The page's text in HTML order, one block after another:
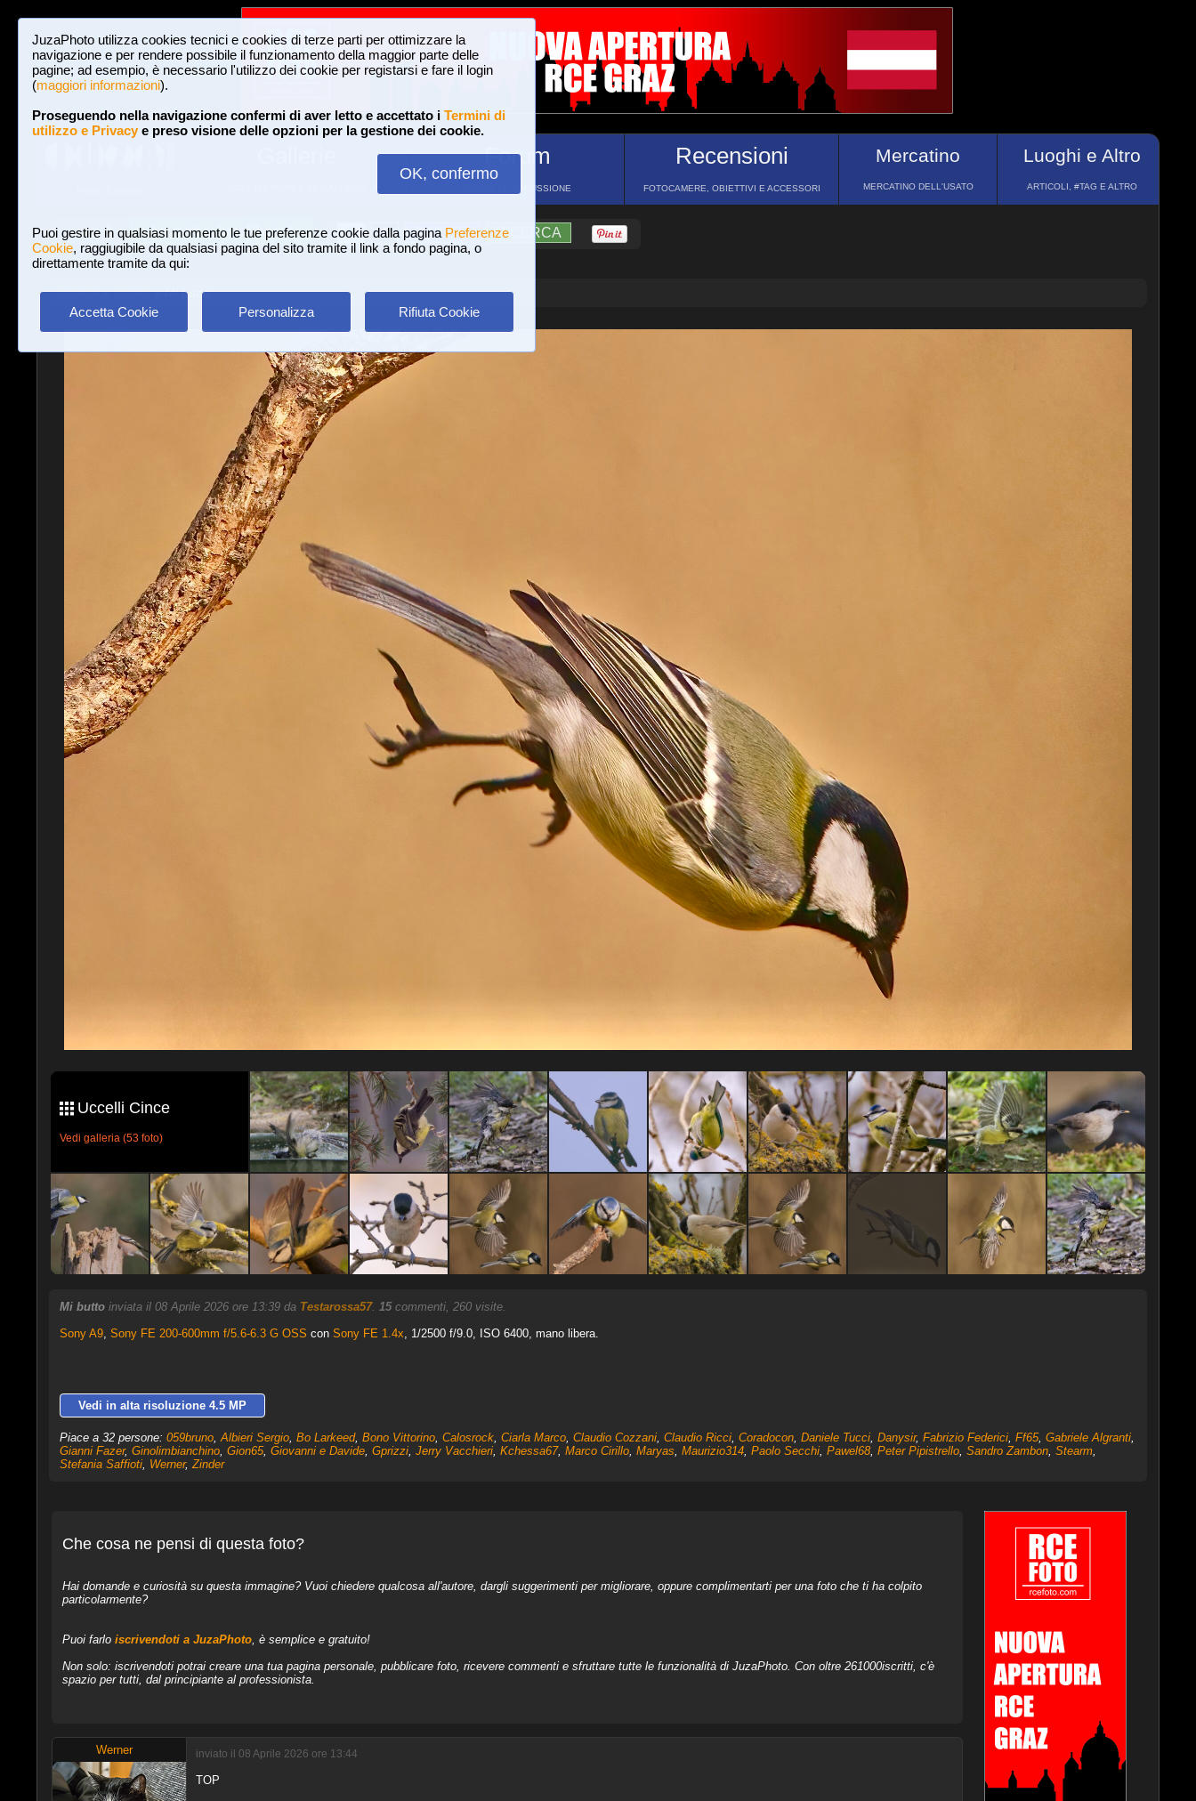
JuzaPhoto utilizza cookies tecnici e cookies di terze parti per ottimizzare la
navigazione e per rendere possibile il funzionamento della maggior parte delle
pagine; ad esempio, è necessario l'utilizzo dei cookie per registarsi e fare il login
(maggiori informazioni).
Proseguendo nella navigazione confermi di aver letto e accettato i Termini di
utilizzo e Privacye preso visione delle opzioni per la gestione dei cookie.
OK, confermo
Puoi gestire in qualsiasi momento le tue preferenze cookie dalla pagina Preferenze
Cookie, raggiugibile da qualsiasi pagina del sito tramite il link a fondo pagina, o
direttamente tramite da qui:
Accetta Cookie Personalizza Rifiuta Cookie
Forum
FORUM DI DISCUSSIONE
Recensioni
FOTOCAMERE, OBIETTIVI E ACCESSORI
Mercatino
MERCATINO DELL'USATO
Luoghi e Altro
ARTICOLI, #TAG E ALTRO
Login Iscriviti a JuzaPhoto! A A ?AIUTO RICERCA
Gallerie»Uccelli» Mi butto
Uccelli Cince
Vedi galleria (53 foto)
Mi butto inviata il 08 Aprile 2026 ore 13:39 da Testarossa57. 15commenti, 260 visite.
Sony A9, Sony FE 200-600mm f/5.6-6.3 G OSS con Sony FE 1.4x , 1/2500 f/9.0, ISO 6400, mano libera.
Vedi in alta risoluzione 4.5 MP
Piace a 32 persone: 059bruno, Albieri Sergio, Bo Larkeed, Bono Vittorino, Calosrock, Ciarla Marco, Claudio Cozzani, Claudio Ricci, Coradocon, Daniele Tucci, Danysir, Fabrizio Federici, Ff65, Gabriele Algranti,
Gianni Fazer, Ginolimbianchino, Gion65, Giovanni e Davide, Gprizzi, Jerry Vacchieri, Kchessa67, Marco Cirillo, Maryas Maurizio314, Paolo Secchi, Pawel68, Peter Pipistrello, Sandro Zambon, Stearm,
Stefania Saffioti, Werner, Zinder
Che cosa ne pensi di questa foto?
Hai domande e curiosità su questa immagine? Vuoi chiedere qualcosa all'autore, dargli suggerimenti per migliorare, oppure complimentarti per una foto che ti ha colpito
particolarmente?
Puoi farlo iscrivendoti a JuzaPhoto, è semplice e gratuito!
Non solo: iscrivendoti potrai creare una tua pagina personale, pubblicare foto, ricevere commenti e sfruttare tutte le funzionalità di JuzaPhoto. Con oltre 261000iscritti, c'è
spazio per tutti, dal principiante al professionista.
Werner inviato il 08 Aprile 2026 ore 13:44
TOP